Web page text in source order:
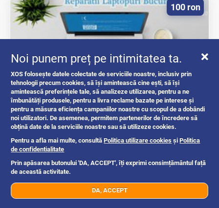
07xx xxx xxx Trimite mesaj
REPARATII LAPTOPURI BUCURESTI
REPARATII...
100 ron
Bucuresti 17h
Noi punem preț pe intimitatea ta.
XOS folosește datele colectate de serviciile noastre, inclusiv prin
tehnologii precum cookies, să își amintească cine ești, să își
amintească preferințele tale, să analizeze utilizarea, pentru a ne
îmbunătăți produsele, pentru a livra reclame bazate pe interese și
pentru a măsura eficiența campaniilor noastre cu scopul de a dobândi
noi utilizatori. De asemenea, permitem partenerilor de încredere să
obțină date de la serviciile noastre sau să utilizeze cookies.
Pentru a afla mai multe, consultăPolitica utilizare cookies șiPolitica
de confidentialitate
Prin apăsarea butonului 'DA, ACCEPT', îți exprimi consimțământul față
de această activitate.
DA, ACCEPT